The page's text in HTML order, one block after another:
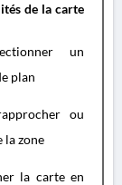
de la carte
un
plan
ou
la zone
la carte en